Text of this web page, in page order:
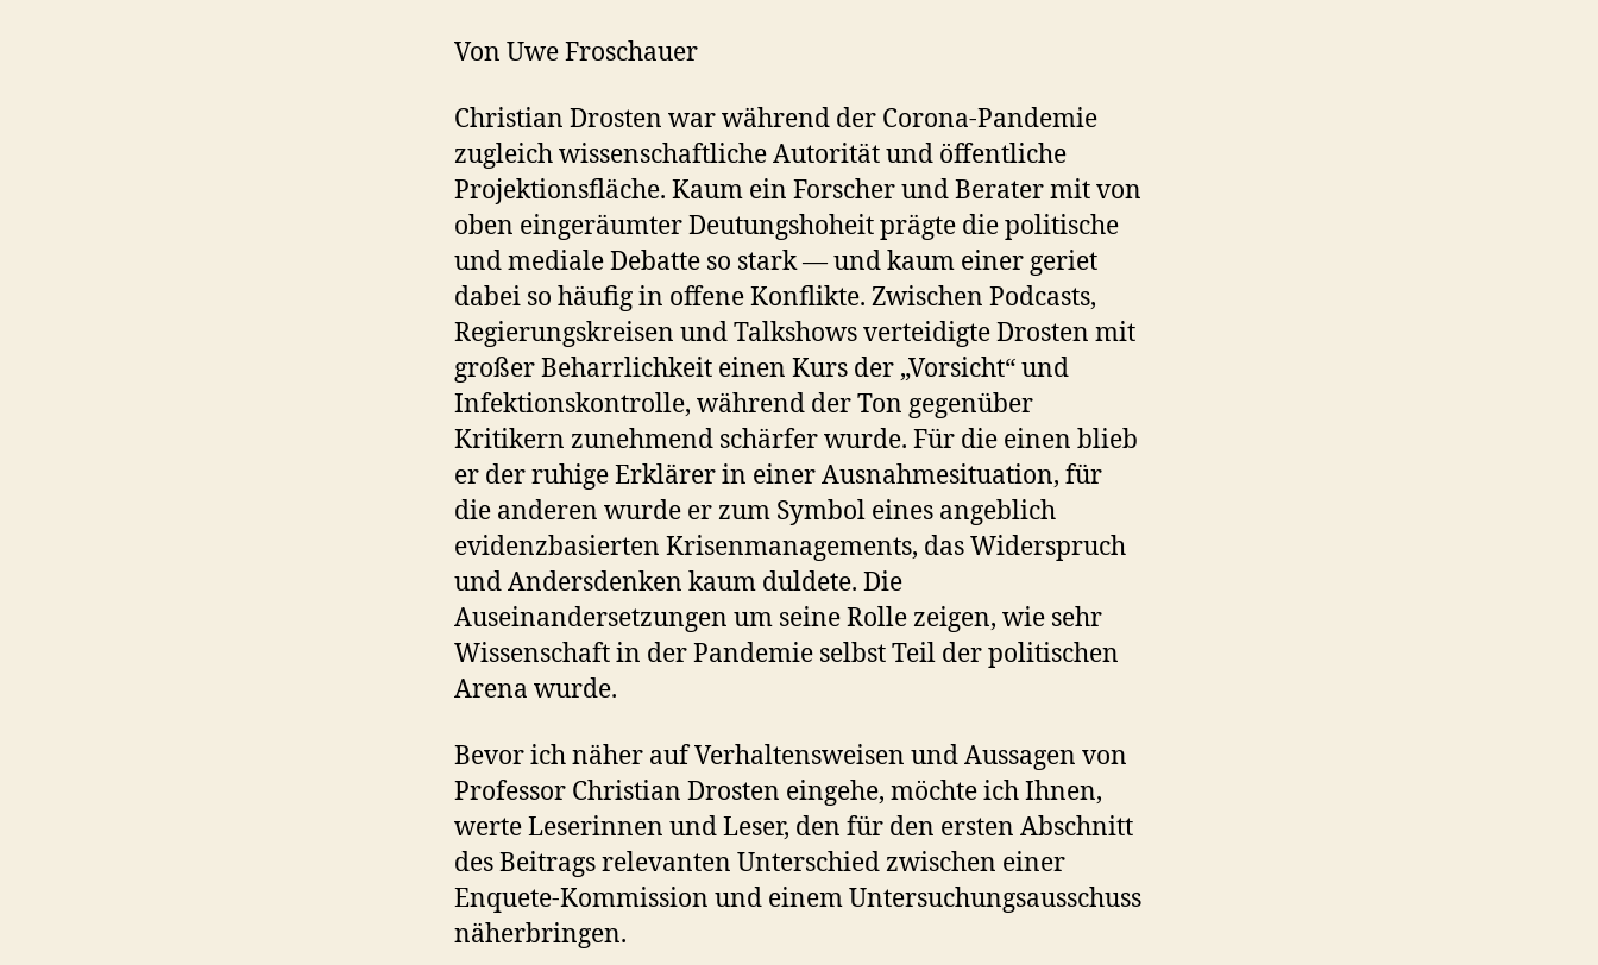
Von Uwe Froschauer
Christian Drosten war während der Corona-Pandemie
zugleich wissenschaftliche Autorität und öffentliche
Projektionsfläche. Kaum ein Forscher und Berater mit von
oben eingeräumter Deutungshoheit prägte die politische
und mediale Debatte so stark — und kaum einer geriet
dabei so häufig in offene Konflikte. Zwischen Podcasts,
Regierungskreisen und Talkshows verteidigte Drosten mit
großer Beharrlichkeit einen Kurs der „Vorsicht“ und
Infektionskontrolle, während der Ton gegenüber
Kritikern zunehmend schärfer wurde. Für die einen blieb
er der ruhige Erklärer in einer Ausnahmesituation, für
die anderen wurde er zum Symbol eines angeblich
evidenzbasierten Krisenmanagements, das Widerspruch
und Andersdenken kaum duldete. Die
Auseinandersetzungen um seine Rolle zeigen, wie sehr
Wissenschaft in der Pandemie selbst Teil der politischen
Arena wurde.
Bevor ich näher auf Verhaltensweisen und Aussagen von
Professor Christian Drosten eingehe, möchte ich Ihnen,
werte Leserinnen und Leser, den für den ersten Abschnitt
des Beitrags relevanten Unterschied zwischen einer
Enquete-Kommission und einem Untersuchungsausschuss
näherbringen.